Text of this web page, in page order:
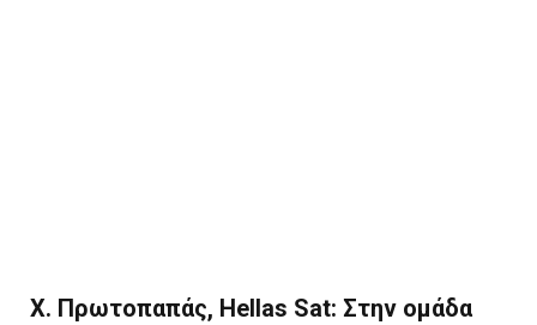
Χ. Πρωτοπαπάς, Hellas Sat: Στην ομάδα